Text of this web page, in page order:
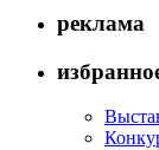
реклама